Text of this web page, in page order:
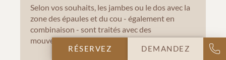
Selon vos souhaits, les jambes ou le dos avec la
zone des épaules et du cou - également en
combinaison - sont traités avec des
mouvements de massage classiques.
RÉSERVEZ DEMANDEZ